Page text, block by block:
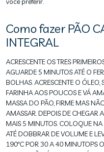
Como fazer PÃO
INTEGRAL
ACRESCENTE OS TRES
AGUARDE 5 MINUTOS ATÉ O
BOLHAS. ACRESCENTE O ÓLEO,
FARINHA AOS POUCOS E VÁ
MASSA DO PÃO, FIRME MAS
AMASSAR. DEPOIS DE CHEGAR
MAIS 5 MINUTOS. COLOQUE NA
ATÉ DOBBRAR DE VOLUME E
190ºC POR 30 A 40 MINUTOPS